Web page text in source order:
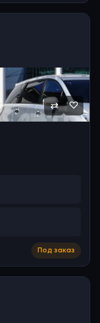
⇄ ♡
Под заказ